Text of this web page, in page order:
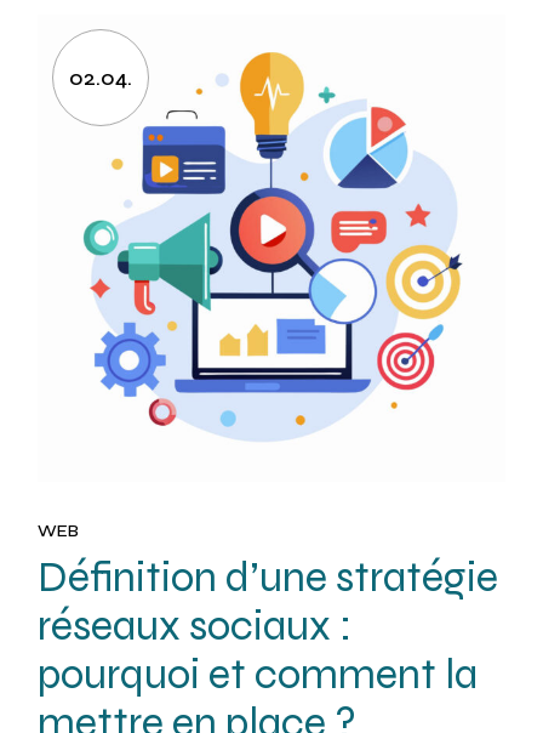
02.04.
WEB
Définition d’une stratégie
réseaux sociaux :
pourquoi et comment la